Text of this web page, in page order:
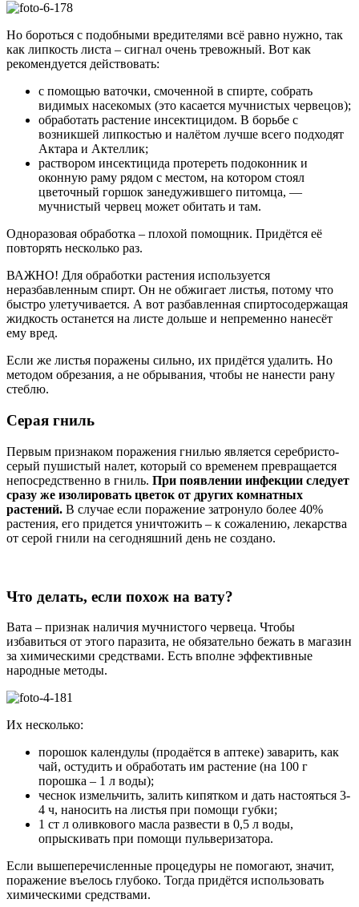
Но бороться с подобными вредителями всё равно нужно, так
как липкость листа – сигнал очень тревожный. Вот как
рекомендуется действовать:
с помощью ваточки, смоченной в спирте, собрать
видимых насекомых (это касается мучнистых червецов);
обработать растение инсектицидом. В борьбе с
возникшей липкостью и налётом лучше всего подходят
Актара и Актеллик;
раствором инсектицида протереть подоконник и
оконную раму рядом с местом, на котором стоял
цветочный горшок занедужившего питомца, —
мучнистый червец может обитать и там.
Одноразовая обработка – плохой помощник. Придётся её
повторять несколько раз.
ВАЖНО! Для обработки растения используется
неразбавленным спирт. Он не обжигает листья, потому что
быстро улетучивается. А вот разбавленная спиртосодержащая
жидкость останется на листе дольше и непременно нанесёт
ему вред.
Если же листья поражены сильно, их придётся удалить. Но
методом обрезания, а не обрывания, чтобы не нанести рану
стеблю.
Серая гниль
Первым признаком поражения гнилью является серебристо-
серый пушистый налет, который со временем превращается
непосредственно в гниль. При появлении инфекции следует
сразу же изолировать цветок от других комнатных
растений. В случае если поражение затронуло более 40%
растения, его придется уничтожить – к сожалению, лекарства
от серой гнили на сегодняшний день не создано.
Что делать, если похож на вату?
Вата – признак наличия мучнистого червеца. Чтобы
избавиться от этого паразита, не обязательно бежать в магазин
за химическими средствами. Есть вполне эффективные
народные методы.
Их несколько:
порошок календулы (продаётся в аптеке) заварить, как
чай, остудить и обработать им растение (на 100 г
порошка – 1 л воды);
чеснок измельчить, залить кипятком и дать настояться 3-
4 ч, наносить на листья при помощи губки;
1 ст л оливкового масла развести в 0,5 л воды,
опрыскивать при помощи пульверизатора.
Если вышеперечисленные процедуры не помогают, значит,
поражение въелось глубоко. Тогда придётся использовать
химическими средствами.